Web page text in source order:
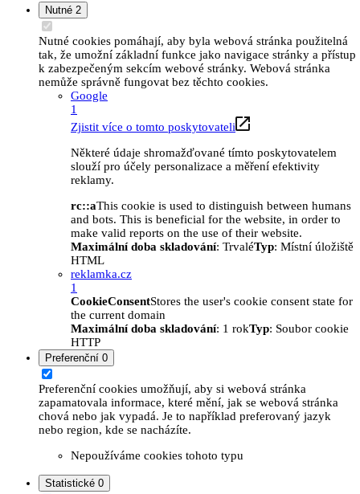
Nutné 2
Nutné cookies pomáhají, aby byla webová stránka použitelná
tak, že umožní základní funkce jako navigace stránky a přístup
k zabezpečeným sekcím webové stránky. Webová stránka
nemůže správně fungovat bez těchto cookies.
Google
1
Zjistit více o tomto poskytovateli
Některé údaje shromažďované tímto poskytovatelem
slouží pro účely personalizace a měření efektivity
reklamy.
rc::aThis cookie is used to distinguish between humans
and bots. This is beneficial for the website, in order to
make valid reports on the use of their website.
Maximální doba skladování: TrvaléTyp: Místní úložiště
HTML
reklamka.cz
1
CookieConsentStores the user's cookie consent state for
the current domain
Maximální doba skladování: 1 rokTyp: Soubor cookie
HTTP
Preferenční 0
Preferenční cookies umožňují, aby si webová stránka
zapamatovala informace, které mění, jak se webová stránka
chová nebo jak vypadá. Je to například preferovaný jazyk
nebo region, kde se nacházíte.
Nepoužíváme cookies tohoto typu
Statistické 0